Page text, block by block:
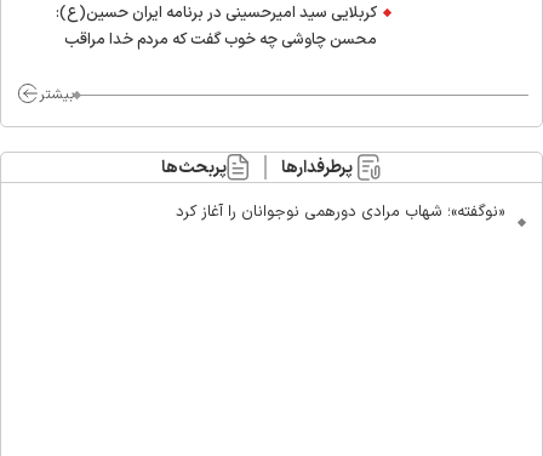
کربلایی سید امیر‌حسینی در برنامه ایران حسین(ع):
محسن چاوشی چه خوب گفت که مردم خدا مراقب
بیشتر
پرطرفدارها پربحث‌ها
«نوگفته»؛ شهاب مرادی دورهمی نوجوانان را آغاز کرد